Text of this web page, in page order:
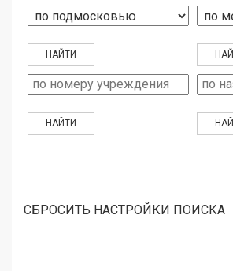
СБРОСИТЬ НАСТРОЙКИ ПОИСКА